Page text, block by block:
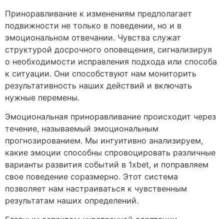
Приноравливание к изменениям предполагает
подвижности не только в поведении, но и в
эмоциональном отвечании. Чувства служат
структурой досрочного оповещения, сигнализируя
о необходимости исправления подхода или способа
к ситуации. Они способствуют нам мониторить
результативность наших действий и включать
нужные перемены.
Эмоциональная приноравливание происходит через
течение, называемый эмоциональным
прогнозированием. Мы интуитивно анализируем,
какие эмоции способны спровоцировать различные
варианты развития событий в 1xbet, и поправляем
свое поведение соразмерно. Этот система
позволяет нам настраиваться к чувственным
результатам наших определений.